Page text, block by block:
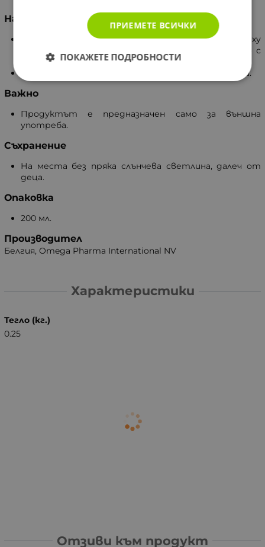
Начин на употреба
Малко количество от продукта се нанася върху
интимната зона, след което се изплаква обилно с
В случай на възпаление, прекратете употребата.
Важно
Продуктът е предназначен само за външна
употреба.
Съхранение
На места без пряка слънчева светлина, далеч от
деца.
Опаковка
200 мл.
Производител
Белгия, Omega Pharma International NV
Характеристики
Тегло (кг.)
0.25
Отзиви към продукт
ПРИЕМЕТЕ ВСИЧКИ
ПОКАЖЕТЕ ПОДРОБНОСТИ